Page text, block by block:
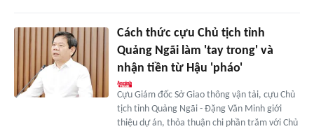
Cách thức cựu Chủ tịch tỉnh
Quảng Ngãi làm 'tay trong' và
nhận tiền từ Hậu 'pháo'
Cựu Giám đốc Sở Giao thông vận tải, cựu Chủ
tịch tỉnh Quảng Ngãi - Đặng Văn Minh giới
thiệu dự án, thỏa thuận chi phần trăm với Chủ